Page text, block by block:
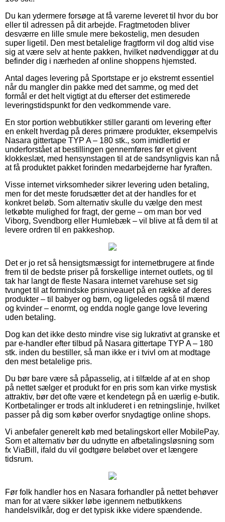
Du kan ydermere forsøge at få varerne leveret til hvor du bor
eller til adressen på dit arbejde. Fragtmetoden bliver
desværre en lille smule mere bekostelig, men desuden
super ligetil. Den mest betalelige fragtform vil dog altid vise
sig at være selv at hente pakken, hvilket nødvendiggør at du
befinder dig i nærheden af online shoppens hjemsted.
Antal dages levering på Sportstape er jo ekstremt essentiel
når du mangler din pakke med det samme, og med det
formål er det helt vigtigt at du efterser det estimerede
leveringstidspunkt for den vedkommende vare.
En stor portion webbutikker stiller garanti om levering efter
en enkelt hverdag på deres primære produkter, eksempelvis
Nasara gittertape TYP A – 180 stk., som imidlertid er
underforstået at bestillingen gennemføres før et givent
klokkeslæt, med hensynstagen til at de sandsynligvis kan nå
at få produktet pakket forinden medarbejderne har fyraften.
Visse internet virksomheder sikrer levering uden betaling,
men for det meste forudsætter det at der handles for et
konkret beløb. Som alternativ skulle du vælge den mest
letkøbte mulighed for fragt, der gerne – om man bor ved
Viborg, Svendborg eller Humlebæk – vil blive at få dem til at
levere ordren til en pakkeshop.
Det er jo ret så hensigtsmæssigt for internetbrugere at finde
frem til de bedste priser på forskellige internet outlets, og til
tak har langt de fleste Nasara internet varehuse set sig
tvunget til at formindske prisniveauet på en række af deres
produkter – til babyer og børn, og ligeledes også til mænd
og kvinder – enormt, og endda nogle gange love levering
uden betaling.
Dog kan det ikke desto mindre vise sig lukrativt at granske et
par e-handler efter tilbud på Nasara gittertape TYP A – 180
stk. inden du bestiller, så man ikke er i tvivl om at modtage
den mest betalelige pris.
Du bør bare være så påpasselig, at i tilfælde af at en shop
på nettet sælger et produkt for en pris som kan virke mystisk
attraktiv, bør det ofte være et kendetegn på en uærlig e-butik.
Kortbetalinger er trods alt inkluderet i en retningslinje, hvilket
passer på dig som køber overfor snydagtige online shops.
Vi anbefaler generelt køb med betalingskort eller MobilePay.
Som et alternativ bør du udnytte en afbetalingsløsning som
fx ViaBill, ifald du vil godtgøre beløbet over et længere
tidsrum.
Før folk handler hos en Nasara forhandler på nettet behøver
man for at være sikker løbe igennem netbutikkens
handelsvilkår, dog er det typisk ikke videre spændende.